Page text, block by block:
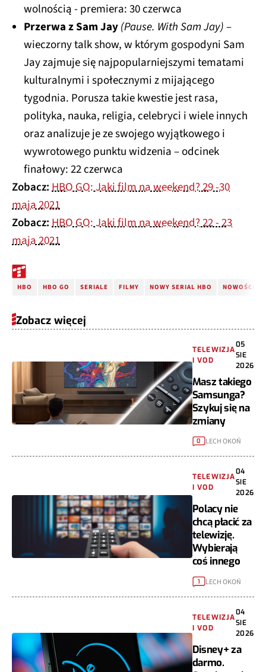
wolnością - premiera: 30 czerwca
Przerwa z Sam Jay(Pause. With Sam Jay)–
wieczorny talk show, w którym gospodyni Sam
Jay zajmuje się najpopularniejszymi tematami
kulturalnymi i społecznymi z mijającego
tygodnia. Porusza takie kwestie jest rasa,
polityka, nauka, religia, celebryci i wiele innych
oraz analizuje je ze swojego wyjątkowego i
wywrotowego punktu widzenia – odcinek
finałowy: 22 czerwca
Zobacz:HBO GO: Jaki film na weekend? 29 -30
maja 2021
Zobacz:HBO GO: Jaki film na weekend? 22 - 23
maja 2021
HBO HBO GO SERIALE FILMY NOWY SERIAL HBO NOWOŚCI W
Zobacz więcej
TELEWIZJA
I VOD
05
SIE
2026
Masz takiego
Samsunga?
Szykuj się na
zmiany
0 LECH OKOŃ
TELEWIZJA
I VOD
04
SIE
2026
Polacy nie
chcą płacić za
telewizję.
Wybierają
coś innego
1 LECH OKOŃ
TELEWIZJA
I VOD
04
SIE
2026
Disney+ za
darmo.